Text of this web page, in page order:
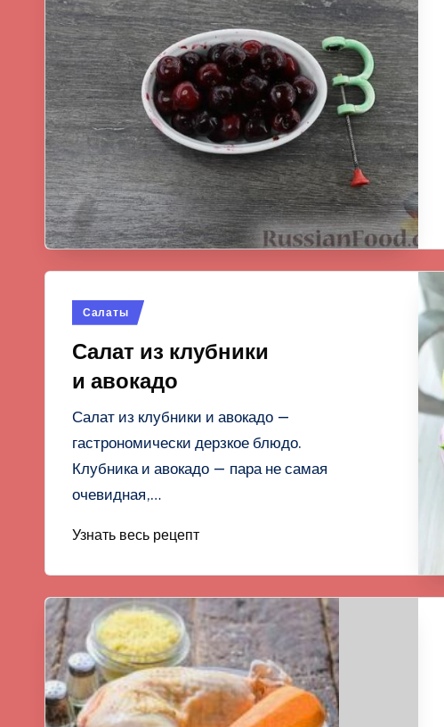
Опубликовано
Салаты
Салат из клубники
и авокадо
Салат из клубники и авокадо —
гастрономически дерзкое блюдо.
Клубника и авокадо — пара не самая
очевидная,…
Узнать весь рецепт